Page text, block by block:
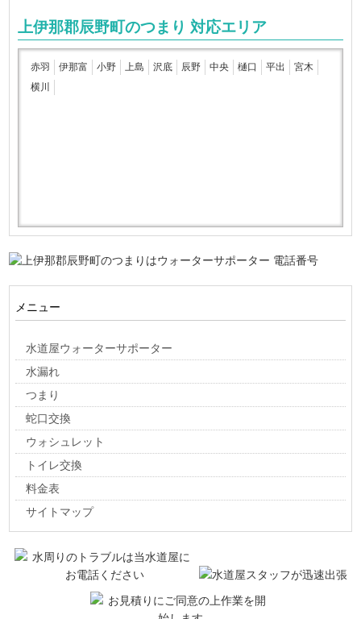
上伊那郡辰野町のつまり 対応エリア
赤羽 伊那富 小野 上島 沢底 辰野 中央 樋口 平出
宮木
横川
メニュー
水道屋ウォーターサポーター
水漏れ
つまり
蛇口交換
ウォシュレット
トイレ交換
料金表
サイトマップ